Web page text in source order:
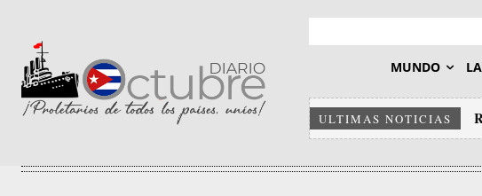
MUNDO
ULTIMAS NOTICIAS